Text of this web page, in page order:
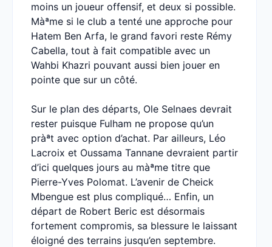
moins un joueur offensif, et deux si possible.
Màªme si le club a tenté une approche pour
Hatem Ben Arfa, le grand favori reste Rémy
Cabella, tout à fait compatible avec un
Wahbi Khazri pouvant aussi bien jouer en
pointe que sur un côté.
Sur le plan des départs, Ole Selnaes devrait
rester puisque Fulham ne propose qu’un
pràªt avec option d’achat. Par ailleurs, Léo
Lacroix et Oussama Tannane devraient partir
d’ici quelques jours au màªme titre que
Pierre-Yves Polomat. L’avenir de Cheick
Mbengue est plus compliqué… Enfin, un
départ de Robert Beric est désormais
fortement compromis, sa blessure le laissant
éloigné des terrains jusqu’en septembre.